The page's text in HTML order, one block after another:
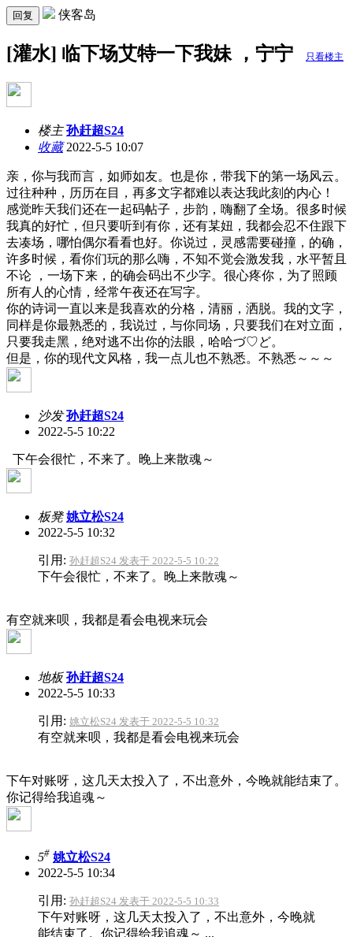
回复 侠客岛
[灌水] 临下场艾特一下我妹 ，宁宁 只看楼主
楼主 孙赶超S24
收藏2022-5-5 10:07
亲，你与我而言，如师如友。也是你，带我下的第一场风云。
过往种种，历历在目，再多文字都难以表达我此刻的内心！
感觉昨天我们还在一起码帖子，步韵，嗨翻了全场。很多时候
我真的好忙，但只要听到有你，还有某妞，我都会忍不住跟下
去凑场，哪怕偶尔看看也好。你说过，灵感需要碰撞，的确，
许多时候，看你们玩的那么嗨，不知不觉会激发我，水平暂且
不论 ，一场下来，的确会码出不少字。很心疼你，为了照顾
所有人的心情，经常午夜还在写字。
你的诗词一直以来是我喜欢的分格，清丽，洒脱。我的文字，
同样是你最熟悉的，我说过，与你同场，只要我们在对立面，
只要我走黑，绝对逃不出你的法眼，哈哈づ♡ど。
但是，你的现代文风格，我一点儿也不熟悉。不熟悉～～～
沙发 孙赶超S24
2022-5-5 10:22
下午会很忙，不来了。晚上来散魂～
板凳 姚立松S24
2022-5-5 10:32
引用: 孙赶超S24 发表于 2022-5-5 10:22
下午会很忙，不来了。晚上来散魂～
有空就来呗，我都是看会电视来玩会
地板 孙赶超S24
2022-5-5 10:33
引用: 姚立松S24 发表于 2022-5-5 10:32
有空就来呗，我都是看会电视来玩会
下午对账呀，这几天太投入了，不出意外，今晚就能结束了。
你记得给我追魂～
5# 姚立松S24
2022-5-5 10:34
引用: 孙赶超S24 发表于 2022-5-5 10:33
下午对账呀，这几天太投入了，不出意外，今晚就
能结束了。你记得给我追魂～ ...